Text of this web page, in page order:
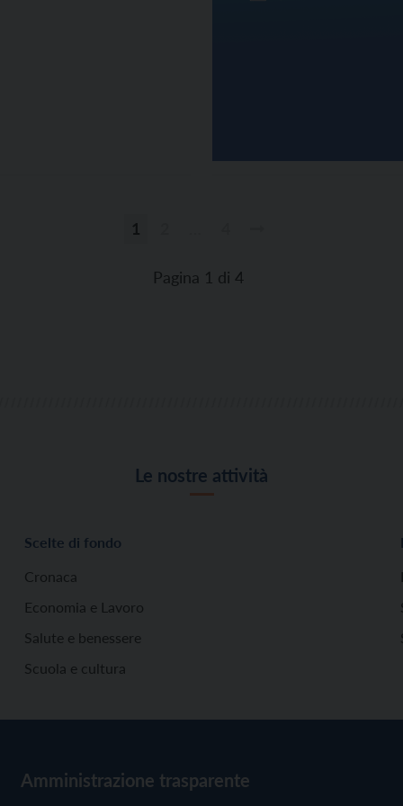
articoli
1
Pagina 1 di 4
Le nostre attività
Scelte di fondo
Cronaca
Economia e Lavoro
Salute e benessere
Scuola e cultura
Amministrazione trasparente